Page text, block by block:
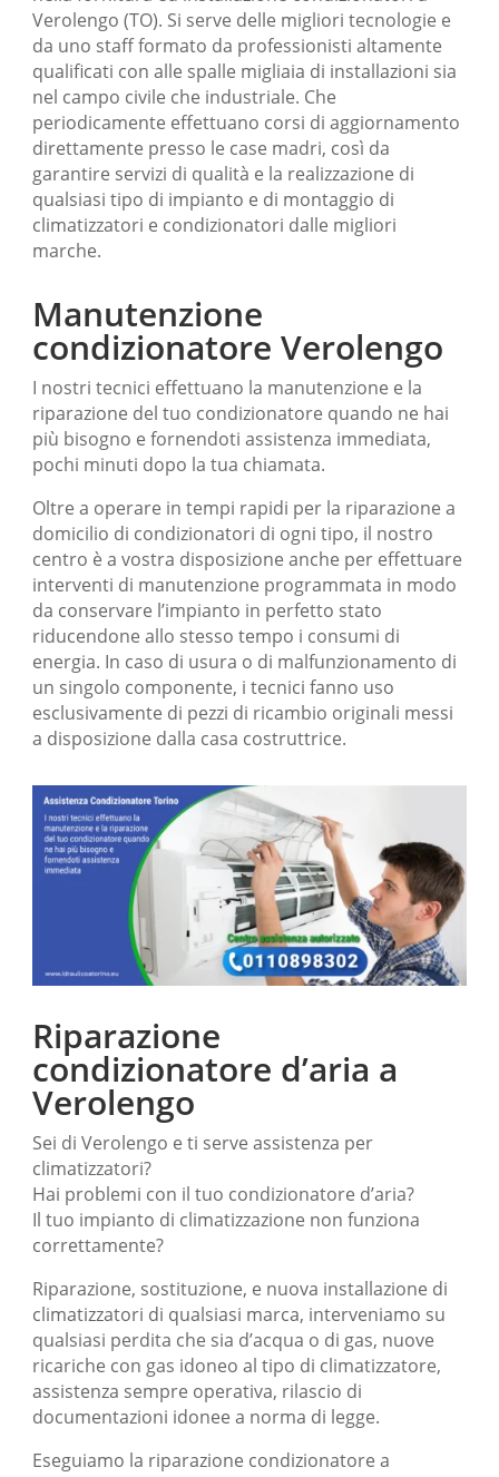
Verolengo (TO). Si serve delle migliori tecnologie e
da uno staff formato da professionisti altamente
qualificati con alle spalle migliaia di installazioni sia
nel campo civile che industriale. Che
periodicamente effettuano corsi di aggiornamento
direttamente presso le case madri, così da
garantire servizi di qualità e la realizzazione di
qualsiasi tipo di impianto e di montaggio di
climatizzatori e condizionatori dalle migliori
marche.
Manutenzione
condizionatore Verolengo
I nostri tecnici effettuano la manutenzione e la
riparazione del tuo condizionatore quando ne hai
più bisogno e fornendoti assistenza immediata,
pochi minuti dopo la tua chiamata.
Oltre a operare in tempi rapidi per la riparazione a
domicilio di condizionatori di ogni tipo, il nostro
centro è a vostra disposizione anche per effettuare
interventi di manutenzione programmata in modo
da conservare l’impianto in perfetto stato
riducendone allo stesso tempo i consumi di
energia. In caso di usura o di malfunzionamento di
un singolo componente, i tecnici fanno uso
esclusivamente di pezzi di ricambio originali messi
a disposizione dalla casa costruttrice.
Riparazione
condizionatore d’aria a
Verolengo
Sei di Verolengo e ti serve assistenza per
climatizzatori?
Hai problemi con il tuo condizionatore d’aria?
Il tuo impianto di climatizzazione non funziona
correttamente?
Riparazione, sostituzione, e nuova installazione di
climatizzatori di qualsiasi marca, interveniamo su
qualsiasi perdita che sia d’acqua o di gas, nuove
ricariche con gas idoneo al tipo di climatizzatore,
assistenza sempre operativa, rilascio di
documentazioni idonee a norma di legge.
Eseguiamo la riparazione condizionatore a